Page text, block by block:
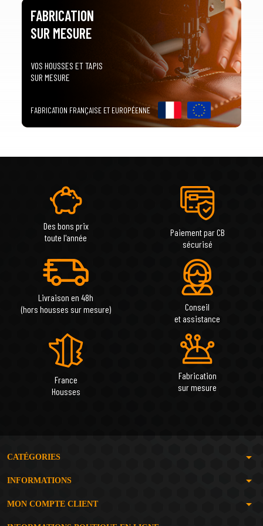
FABRICATION
SUR MESURE
VOS HOUSSES ET TAPIS
SUR MESURE
FABRICATION FRANÇAISE ET EUROPÉENNE
Des bons prix
toute l'année
Paiement par CB
sécurisé
Livraison en 48h
(hors housses sur mesure)
Conseil
et assistance
France
Housses
Fabrication
sur mesure
CATÉGORIES arrow_drop_down
INFORMATIONS arrow_drop_down
MON COMPTE CLIENT arrow_drop_down